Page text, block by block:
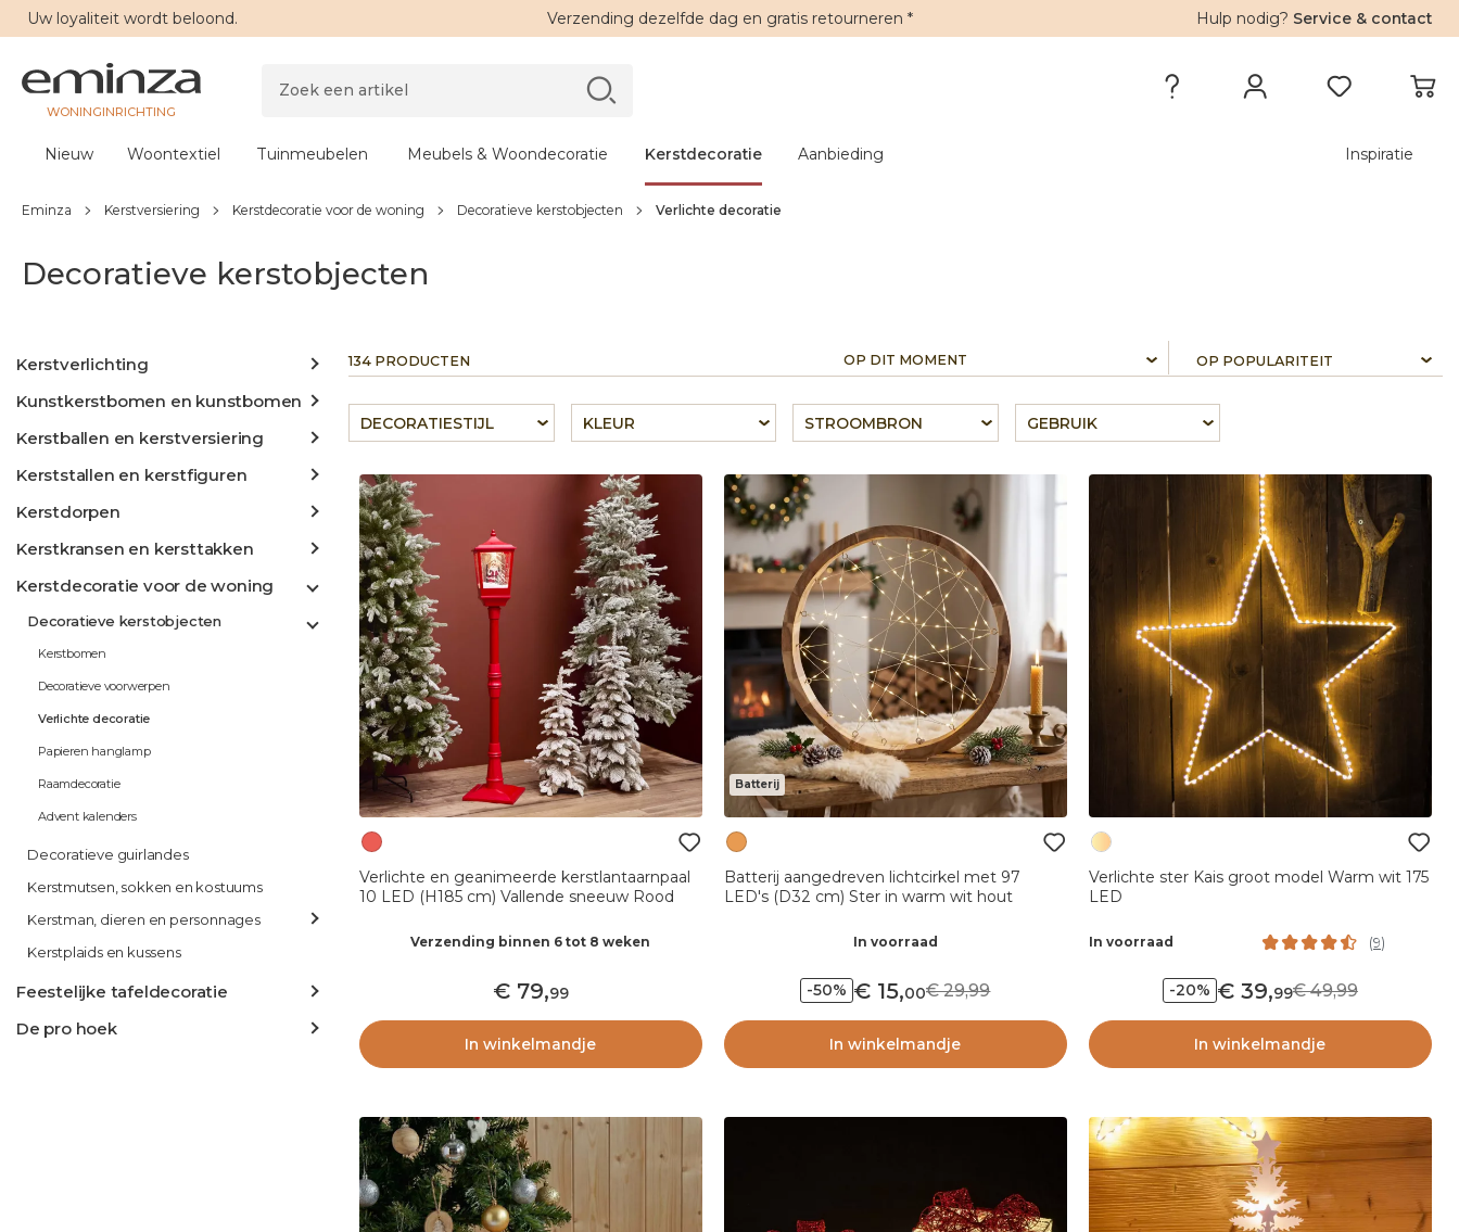
Uw loyaliteit wordt beloond. Verzending dezelfde dag en gratis retourneren * Hulp nodig? Service & contact
WONINGINRICHTING
Nieuw Woontextiel Tuinmeubelen Meubels & Woondecoratie Kerstdecoratie Aanbieding Inspiratie
Eminza Kerstversiering Kerstdecoratie voor de woning Decoratieve kerstobjecten Verlichte decoratie
Decoratieve kerstobjecten
Kerstverlichting
Kunstkerstbomen en kunstbomen
Kerstballen en kerstversiering
Kerststallen en kerstfiguren
Kerstdorpen
Kerstkransen en kersttakken
Kerstdecoratie voor de woning
Decoratieve kerstobjecten
Kerstbomen
Decoratieve voorwerpen
Verlichte decoratie
Papieren hanglamp
Raamdecoratie
Advent kalenders
Decoratieve guirlandes
Kerstmutsen, sokken en kostuums
Kerstman, dieren en personnages
Kerstplaids en kussens
Feestelijke tafeldecoratie
De pro hoek
134 PRODUCTEN OP DIT MOMENT
DECORATIESTIJL KLEUR STROOMBRON GEBRUIK
Verlichte en geanimeerde kerstlantaarnpaal
10 LED (H185 cm) Vallende sneeuw Rood
Verzending binnen 6 tot 8 weken
79,99
In winkelmandje
Batterij
Batterij aangedreven lichtcirkel met 97
LED's (D32 cm) Ster in warm wit hout
In voorraad
-50% 15,0029,99
In winkelmandje
Verlichte ster Kais groot model Warm wit 175
LED
In voorraad (9)
-20% 39,9949,99
In winkelmandje